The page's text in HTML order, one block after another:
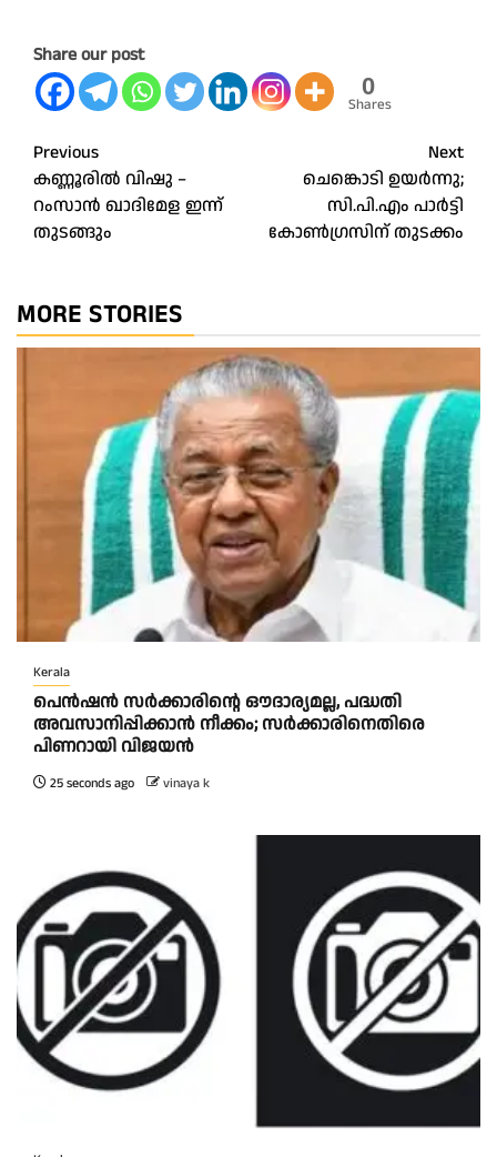
Share our post
0
Shares
Post
navigation
Previous
കണ്ണൂരിൽ വിഷു –
റംസാൻ ഖാദിമേള ഇന്ന്‌
തുടങ്ങും
Next
ചെങ്കൊടി ഉയർന്നു;
സി.പി.എം പാർട്ടി
കോൺഗ്രസിന്‌ തുടക്കം
MORE STORIES
Kerala
പെൻഷൻ സർക്കാരിന്റെ ഔദാര്യമല്ല, പദ്ധതി
അവസാനിപ്പിക്കാൻ നീക്കം; സർക്കാരിനെതിരെ
പിണറായി വിജയൻ
25 seconds ago vinaya k